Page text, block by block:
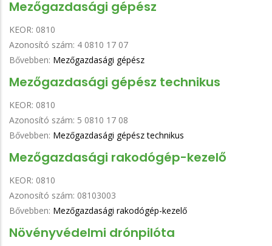
Mezőgazdasági gépész
KEOR: 0810
Azonosító szám: 4 0810 17 07
Bővebben: Mezőgazdasági gépész
Mezőgazdasági gépész technikus
KEOR: 0810
Azonosító szám: 5 0810 17 08
Bővebben: Mezőgazdasági gépész technikus
Mezőgazdasági rakodógép-kezelő
KEOR: 0810
Azonosító szám: 08103003
Bővebben: Mezőgazdasági rakodógép-kezelő
Növényvédelmi drónpilóta